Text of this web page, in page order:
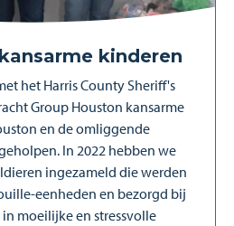
kinderen
het Harris County Sheriff's
Group Houston kansarme
en de omliggende
In 2022 hebben we
ingezameld die werden
eenheden en bezorgd bij
moeilijke en stressvolle